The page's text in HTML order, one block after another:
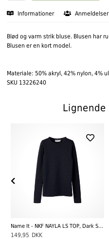
Informationer Anmeldelser
Blød og varm strik bluse. Blusen har
Blusen er en kort model.
Materiale: 50% akryl, 42% nylon, 4%
SKU 13226240
Name It - NKF NAYLA LS TOP, Dark Sapphire/dtm Lurex
149,95 DKK